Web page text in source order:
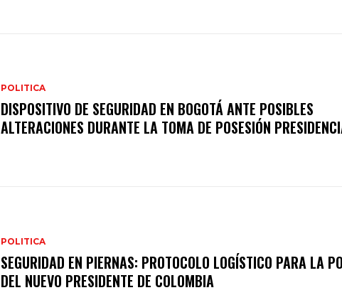
POLITICA
DISPOSITIVO DE SEGURIDAD EN BOGOTÁ ANTE POSIBLES
ALTERACIONES DURANTE LA TOMA DE POSESIÓN
POLITICA
SEGURIDAD EN PIERNAS: PROTOCOLO LOGÍSTICO PARA LA
DEL NUEVO PRESIDENTE DE COLOMBIA